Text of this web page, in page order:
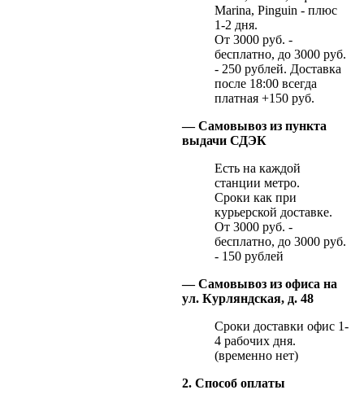
Marina, Pinguin - плюс
1-2 дня.
От 3000 руб. -
бесплатно, до 3000 руб.
- 250 рублей. Доставка
после 18:00 всегда
платная +150 руб.
— Самовывоз из пункта
выдачи СДЭК
Есть на каждой
станции метро.
Сроки как при
курьерской доставке.
От 3000 руб. -
бесплатно, до 3000 руб.
- 150 рублей
— Самовывоз из офиса на
ул. Курляндская, д. 48
Сроки доставки офис 1-
4 рабочих дня.
(временно нет)
2. Способ оплаты